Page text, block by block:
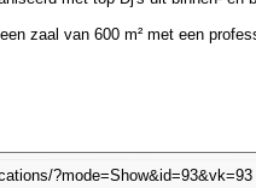
?mode=Show&id=93&vk=93